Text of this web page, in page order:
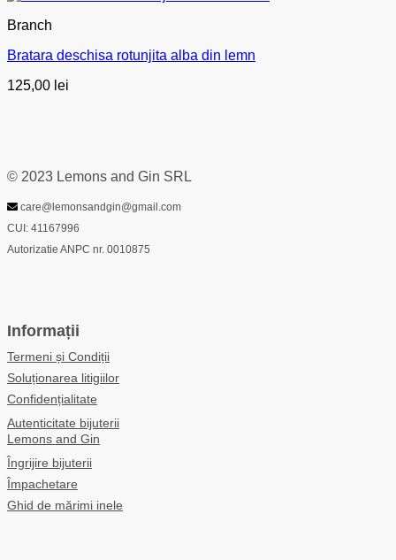
Branch
Bratara deschisa rotunjita alba din lemn
125,00 lei
© 2023 Lemons and Gin SRL
care@lemonsandgin@gmail.com
CUI: 41167996
Autorizatie ANPC nr. 0010875
Informații
Termeni și Condiții
Soluționarea litigiilor
Confidențialitate
Autenticitate bijuterii
Lemons and Gin
Îngrijire bijuterii
Împachetare
Ghid de mărimi inele